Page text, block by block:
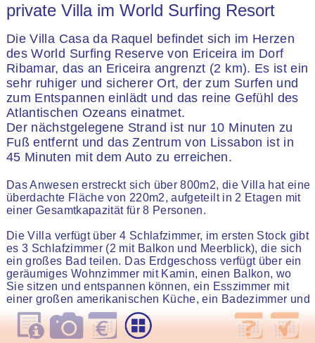
private Villa im World Surfing Resort
Die Villa Casa da Raquel befindet sich im Herzen
des World Surfing Reserve von Ericeira im Dorf
Ribamar, das an Ericeira angrenzt (2 km). Es ist ein
sehr ruhiger und sicherer Ort, der zum Surfen und
zum Entspannen einlädt und das reine Gefühl des
Atlantischen Ozeans einatmet.
Der nächstgelegene Strand ist nur 10 Minuten zu
Fuß entfernt und das Zentrum von Lissabon ist in
45 Minuten mit dem Auto zu erreichen.
Das Anwesen erstreckt sich über 800m2, die Villa hat eine
überdachte Fläche von 220m2, aufgeteilt in 2 Etagen mit
einer Gesamtkapazität für 8 Personen.
Die Villa verfügt über 4 Schlafzimmer, im ersten Stock gibt
es 3 Schlafzimmer (2 mit Balkon und Meerblick), die sich
ein großes Bad teilen. Das Erdgeschoss verfügt über ein
geräumiges Wohnzimmer mit Kamin, einen Balkon, wo
Sie sitzen und entspannen können, ein Esszimmer mit
einer großen amerikanischen Küche, ein Badezimmer und
ein viertes Schlafzimmer, eine Suite mit einem eigenen
Bad.